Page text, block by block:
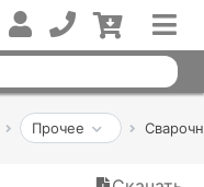
Прочее